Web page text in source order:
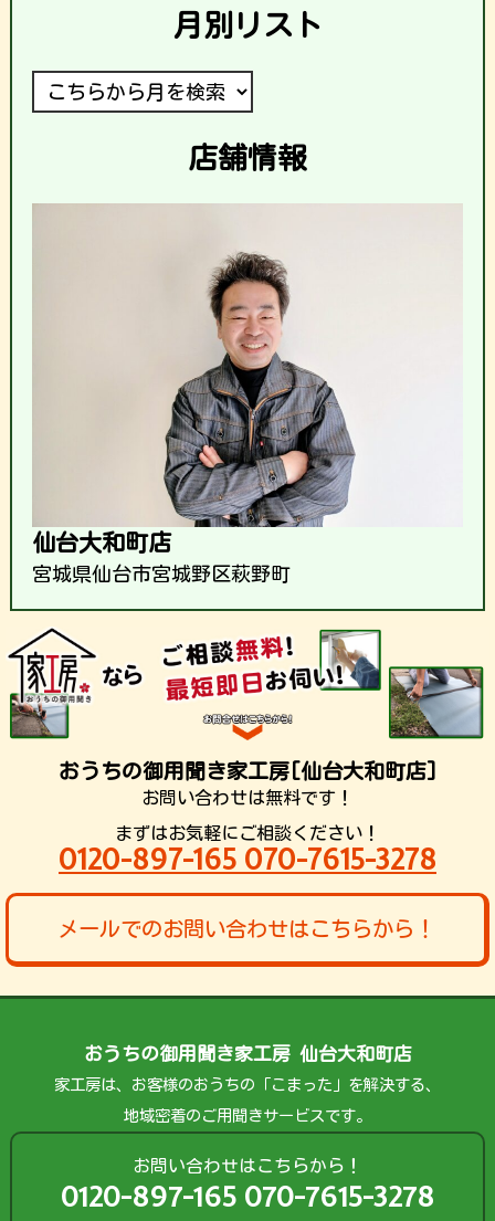
月別リスト
店舗情報
仙台大和町店
宮城県仙台市宮城野区萩野町
おうちの御用聞き家工房[仙台大和町店]
お問い合わせは無料です！
まずはお気軽にご相談ください！
0120-897-165 070-7615-3278
メールでのお問い合わせはこちらから！
おうちの御用聞き家工房 仙台大和町店
家工房は、お客様のおうちの「こまった」を解決する、
地域密着のご用聞きサービスです。
お問い合わせはこちらから！
0120-897-165 070-7615-3278